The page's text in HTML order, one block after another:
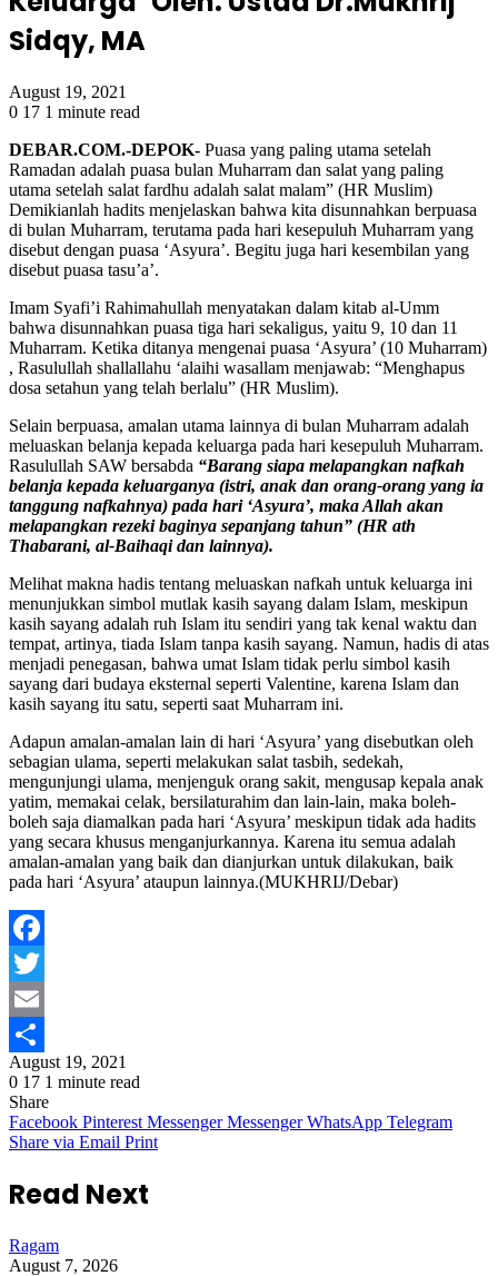
Sidqy, MA
August 19, 2021
0 17 1 minute read
DEBAR.COM.-DEPOK- Puasa yang paling utama setelah
Ramadan adalah puasa bulan Muharram dan salat yang paling
utama setelah salat fardhu adalah salat malam” (HR Muslim)
Demikianlah hadits menjelaskan bahwa kita disunnahkan berpuasa
di bulan Muharram, terutama pada hari kesepuluh Muharram yang
disebut dengan puasa ‘Asyura’. Begitu juga hari kesembilan yang
disebut puasa tasu’a’.
Imam Syafi’i Rahimahullah menyatakan dalam kitab al-Umm
bahwa disunnahkan puasa tiga hari sekaligus, yaitu 9, 10 dan 11
Muharram. Ketika ditanya mengenai puasa ‘Asyura’ (10 Muharram)
, Rasulullah shallallahu ‘alaihi wasallam menjawab: “Menghapus
dosa setahun yang telah berlalu” (HR Muslim).
Selain berpuasa, amalan utama lainnya di bulan Muharram adalah
meluaskan belanja kepada keluarga pada hari kesepuluh Muharram.
Rasulullah SAW bersabda “Barang siapa melapangkan nafkah
belanja kepada keluarganya (istri, anak dan orang-orang yang ia
tanggung nafkahnya) pada hari ‘Asyura’, maka Allah akan
melapangkan rezeki baginya sepanjang tahun” (HR ath
Thabarani, al-Baihaqi dan lainnya).
Melihat makna hadis tentang meluaskan nafkah untuk keluarga ini
menunjukkan simbol mutlak kasih sayang dalam Islam, meskipun
kasih sayang adalah ruh Islam itu sendiri yang tak kenal waktu dan
tempat, artinya, tiada Islam tanpa kasih sayang. Namun, hadis di atas
menjadi penegasan, bahwa umat Islam tidak perlu simbol kasih
sayang dari budaya eksternal seperti Valentine, karena Islam dan
kasih sayang itu satu, seperti saat Muharram ini.
Adapun amalan-amalan lain di hari ‘Asyura’ yang disebutkan oleh
sebagian ulama, seperti melakukan salat tasbih, sedekah,
mengunjungi ulama, menjenguk orang sakit, mengusap kepala anak
yatim, memakai celak, bersilaturahim dan lain-lain, maka boleh-
boleh saja diamalkan pada hari ‘Asyura’ meskipun tidak ada hadits
yang secara khusus menganjurkannya. Karena itu semua adalah
amalan-amalan yang baik dan dianjurkan untuk dilakukan, baik
pada hari ‘Asyura’ ataupun lainnya.(MUKHRIJ/Debar)
Facebook
Twitter
Email
Share
August 19, 2021
0 17 1 minute read
Share
Facebook Pinterest Messenger Messenger WhatsApp Telegram
Share via Email Print
Read Next
Ragam
August 7, 2026